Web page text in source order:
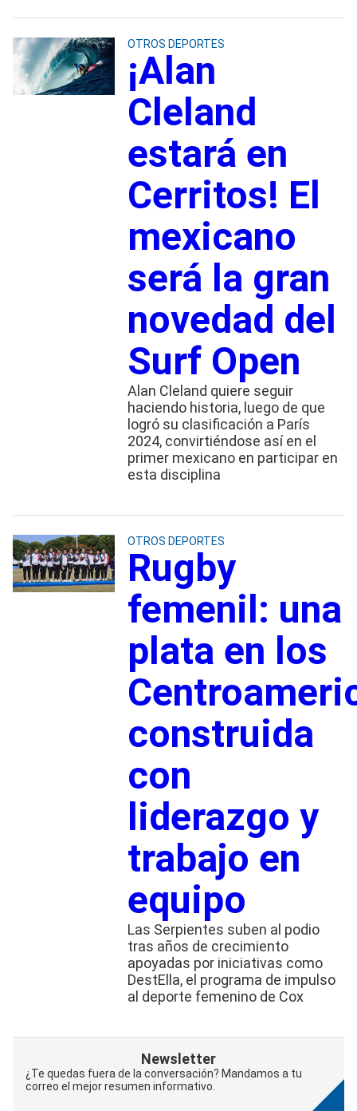
OTROS DEPORTES
¡Alan
Cleland
estará en
Cerritos! El
mexicano
será la gran
novedad del
Surf Open
Alan Cleland quiere seguir
haciendo historia, luego de que
logró su clasificación a París
2024, convirtiéndose así en el
primer mexicano en participar en
esta disciplina
OTROS DEPORTES
Rugby
femenil: una
plata en los
construida
con
liderazgo y
trabajo en
equipo
Las Serpientes suben al podio
tras años de crecimiento
apoyadas por iniciativas como
DestElla, el programa de impulso
al deporte femenino de Cox
Newsletter
¿Te quedas fuera de la conversación? Mandamos a tu
correo el mejor resumen informativo.